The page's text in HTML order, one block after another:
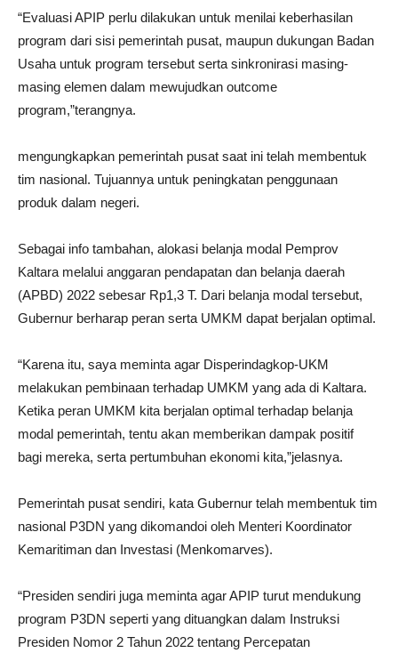
“Evaluasi APIP perlu dilakukan untuk menilai keberhasilan
program dari sisi pemerintah pusat, maupun dukungan Badan
Usaha untuk program tersebut serta sinkronirasi masing-
masing elemen dalam mewujudkan outcome
program,”terangnya.
mengungkapkan pemerintah pusat saat ini telah membentuk
tim nasional. Tujuannya untuk peningkatan penggunaan
produk dalam negeri.
Sebagai info tambahan, alokasi belanja modal Pemprov
Kaltara melalui anggaran pendapatan dan belanja daerah
(APBD) 2022 sebesar Rp1,3 T. Dari belanja modal tersebut,
Gubernur berharap peran serta UMKM dapat berjalan optimal.
“Karena itu, saya meminta agar Disperindagkop-UKM
melakukan pembinaan terhadap UMKM yang ada di Kaltara.
Ketika peran UMKM kita berjalan optimal terhadap belanja
modal pemerintah, tentu akan memberikan dampak positif
bagi mereka, serta pertumbuhan ekonomi kita,”jelasnya.
Pemerintah pusat sendiri, kata Gubernur telah membentuk tim
nasional P3DN yang dikomandoi oleh Menteri Koordinator
Kemaritiman dan Investasi (Menkomarves).
“Presiden sendiri juga meminta agar APIP turut mendukung
program P3DN seperti yang dituangkan dalam Instruksi
Presiden Nomor 2 Tahun 2022 tentang Percepatan